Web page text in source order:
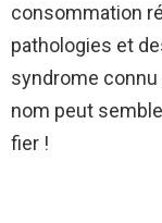
consommation
pathologies et
syndrome
nom peut
fier !